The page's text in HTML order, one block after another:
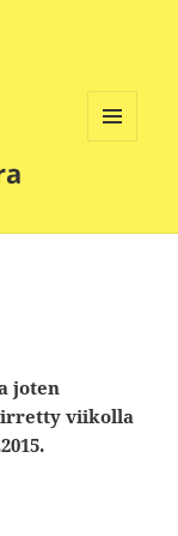
joten
viikolla